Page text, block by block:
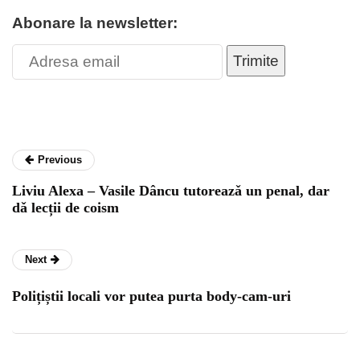
Abonare la newsletter:
Trimite
Previous
Liviu Alexa – Vasile Dâncu tutoreazǎ un penal, dar
dǎ lecții de coism
Next
Polițiștii locali vor putea purta body-cam-uri